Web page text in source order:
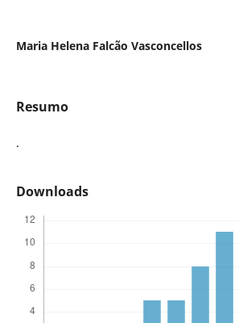
Maria Helena Falcão Vasconcellos
Resumo
.
Downloads